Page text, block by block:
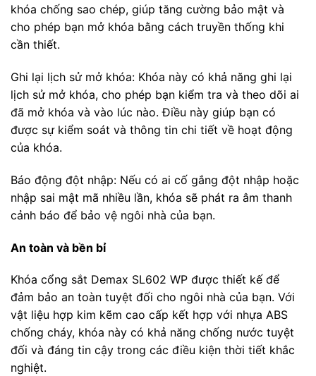
khóa chống sao chép, giúp tăng cường bảo mật và
cho phép bạn mở khóa bằng cách truyền thống khi
cần thiết.
Ghi lại lịch sử mở khóa: Khóa này có khả năng ghi lại
lịch sử mở khóa, cho phép bạn kiểm tra và theo dõi ai
đã mở khóa và vào lúc nào. Điều này giúp bạn có
được sự kiểm soát và thông tin chi tiết về hoạt động
của khóa.
Báo động đột nhập: Nếu có ai cố gắng đột nhập hoặc
nhập sai mật mã nhiều lần, khóa sẽ phát ra âm thanh
cảnh báo để bảo vệ ngôi nhà của bạn.
An toàn và bền bỉ
Khóa cổng sắt Demax SL602 WP được thiết kế để
đảm bảo an toàn tuyệt đối cho ngôi nhà của bạn. Với
vật liệu hợp kim kẽm cao cấp kết hợp với nhựa ABS
chống cháy, khóa này có khả năng chống nước tuyệt
đối và đáng tin cậy trong các điều kiện thời tiết khắc
nghiệt.